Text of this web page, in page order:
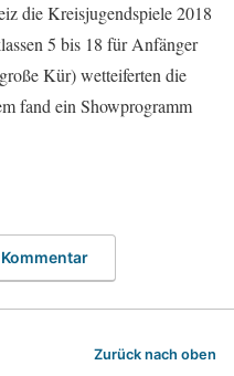
die Kreisjugendspiele 2018
5 bis 18 für Anfänger
Kür) wetteiferten die
fand ein Showprogramm
Zurück nach oben